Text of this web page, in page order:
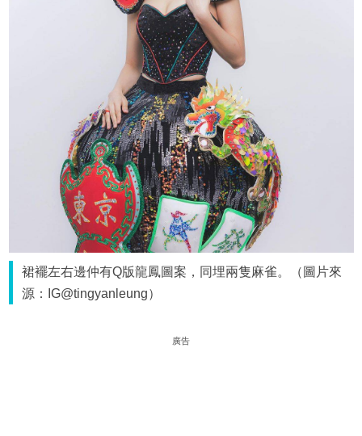
裙襬左右邊仲有Q版龍鳳圖案，同埋兩隻麻雀。（圖片來
源：IG@tingyanleung）
廣告